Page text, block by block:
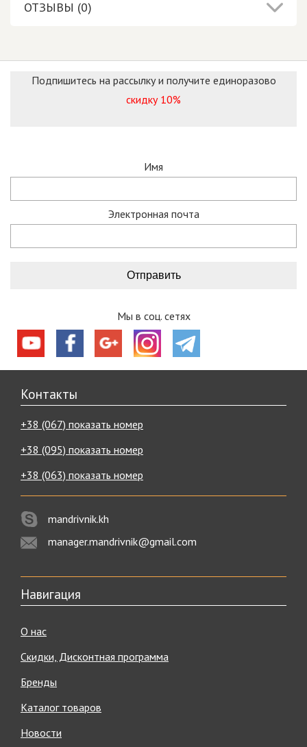
ОТЗЫВЫ (0)
Подпишитесь на рассылку и получите единоразово
скидку 10%
Имя
Электронная почта
Мы в соц. сетях
Контакты
+38 (067) показать номер
+38 (095) показать номер
+38 (063) показать номер
mandrivnik.kh
manager.mandrivnik@gmail.com
Навигация
О нас
Скидки, Дисконтная программа
Бренды
Каталог товаров
Новости